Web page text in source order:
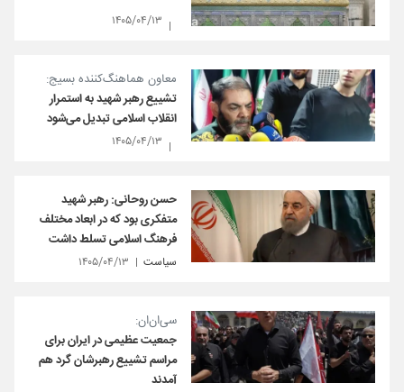
۱۴۰۵/۰۴/۱۳
معاون هماهنگ‌کننده بسیج:
تشییع رهبر شهید به استمرار
انقلاب اسلامی تبدیل می‌شود
۱۴۰۵/۰۴/۱۳
حسن روحانی: رهبر شهید
متفکری بود که در ابعاد مختلف
فرهنگ اسلامی تسلط داشت
سیاست ۱۴۰۵/۰۴/۱۳
سی‌ان‌ان:
جمعیت عظیمی در ایران برای
مراسم تشییع رهبرشان گرد هم
آمدند